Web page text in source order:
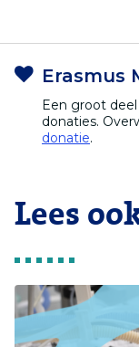
Erasmus
Een groot
donaties.
donatie.
Lees